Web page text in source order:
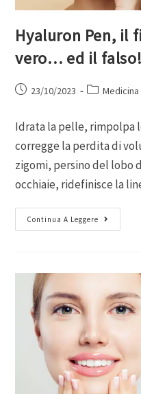
Hyaluron Pen, il
vero… ed il falso!
23/10/2023
Idrata la pelle, rimpolpa
corregge la perdita di
zigomi, persino del lobo
occhiaie, ridefinisce la
Continua A Leggere